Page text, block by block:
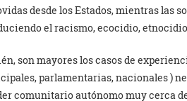
desde los Estados, mientras las
el racismo, ecocidio,
son mayores los casos de
parlamentarias, nacionales )
comunitario autónomo muy cerca